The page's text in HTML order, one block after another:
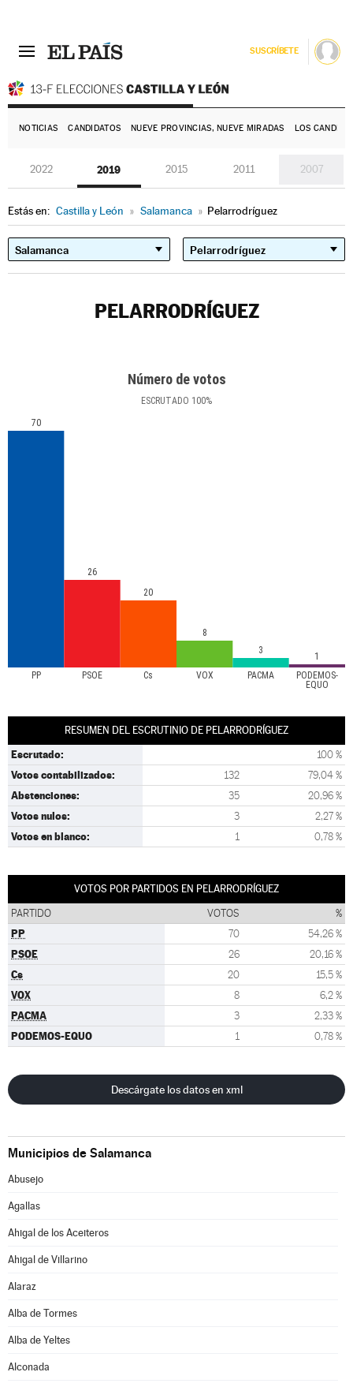
SUSCRÍBETE
NOTICIAS CANDIDATOS NUEVE PROVINCIAS, NUEVE MIRADAS LOS
2022 2019 2015 2011 2007
Estás en: Castilla y León » Salamanca » Pelarrodríguez
PELARRODRÍGUEZ
Número de votos
ESCRUTADO 100%
PP PSOE Cs VOX PACMA
PODEMOS-
EQUO
70
26
20
8
3
1
RESUMEN DEL ESCRUTINIO DE PELARRODRÍGUEZ
Escrutado: 100 %
Votos contabilizados: 132 79,04 %
Abstenciones: 35 20,96 %
Votos nulos: 3 2,27 %
Votos en blanco: 1 0,78 %
VOTOS POR PARTIDOS EN PELARRODRÍGUEZ
PARTIDO VOTOS %
PP 70 54,26 %
PSOE 26 20,16 %
Cs 20 15,5 %
VOX 8 6,2 %
PACMA 3 2,33 %
PODEMOS-EQUO 1 0,78 %
Descárgate los datos en xml
Municipios de Salamanca
Abusejo
Agallas
Ahigal de los Aceiteros
Ahigal de Villarino
Alaraz
Alba de Tormes
Alba de Yeltes
Alconada